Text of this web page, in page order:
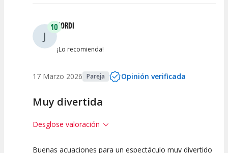
J
10JORDI
¡Lo recomienda!
17 Marzo 2026 Pareja Opinión verificada
Muy divertida
Desglose valoración
Buenas acuaciones para un espectáculo muy divertido